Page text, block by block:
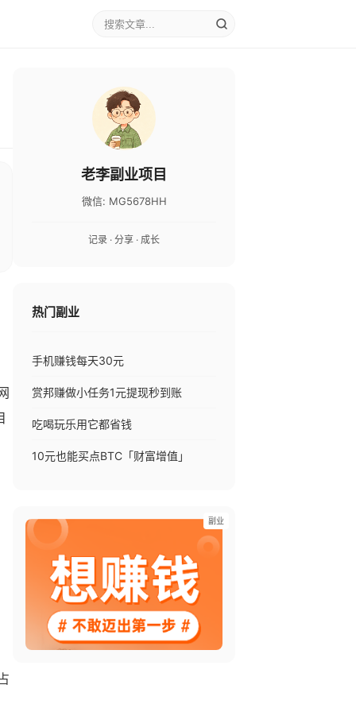
老李副业项目
微信: MG5678HH
记录 · 分享 · 成长
热门副业
手机赚钱每天30元
赏邦赚做小任务1元提现秒到账
吃喝玩乐用它都省钱
10元也能买点BTC「财富增值」
副业